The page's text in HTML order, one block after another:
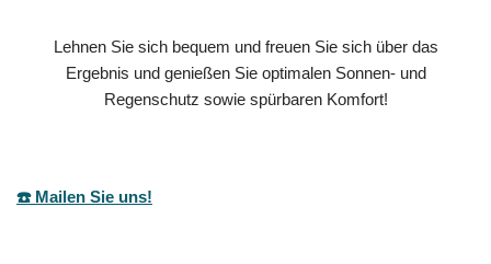
Lehnen Sie sich bequem und freuen Sie sich über das
Ergebnis und genießen Sie optimalen Sonnen- und
Regenschutz sowie spürbaren Komfort!
☎️ Mailen Sie uns!